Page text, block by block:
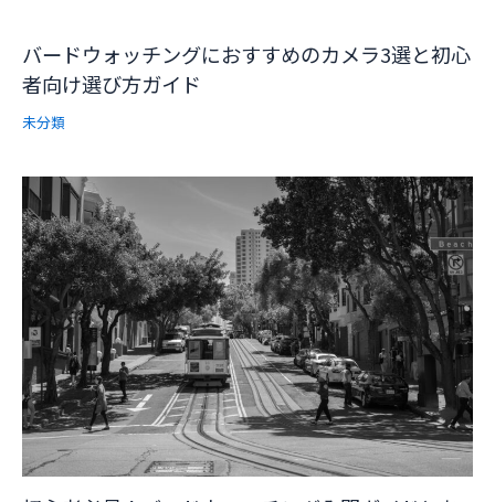
バードウォッチングにおすすめのカメラ3選と初心
者向け選び方ガイド
未分類